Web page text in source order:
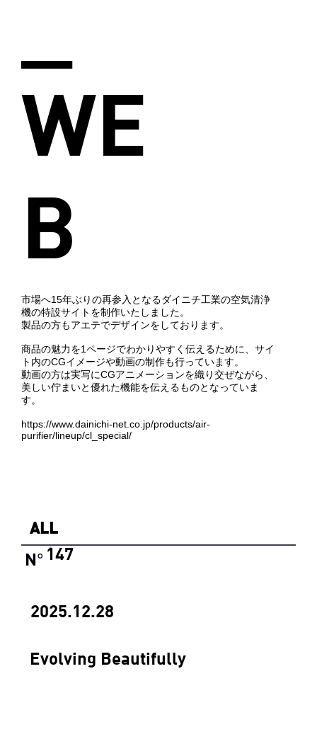
WE
B
市場へ15年ぶりの再参入となるダイニチ工業の空気清浄
機の特設サイトを制作いたしました。
製品の方もアエテでデザインをしております。
商品の魅力を1ページでわかりやすく伝えるために、サイ
ト内のCGイメージや動画の制作も行っています。
動画の方は実写にCGアニメーションを織り交ぜながら、
美しい佇まいと優れた機能を伝えるものとなっていま
す。
https://www.dainichi-net.co.jp/products/air-
purifier/lineup/cl_special/
2025.12.28
Evolving Beautifully
147
N°
ALL